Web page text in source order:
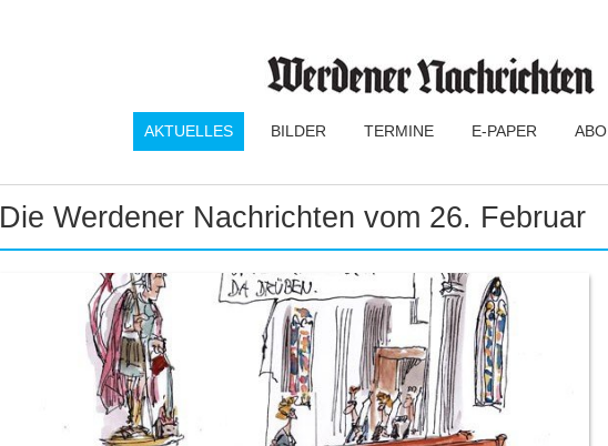
AKTUELLES BILDER TERMINE E-PAPER ABO
Die Werdener Nachrichten vom 26. Februar